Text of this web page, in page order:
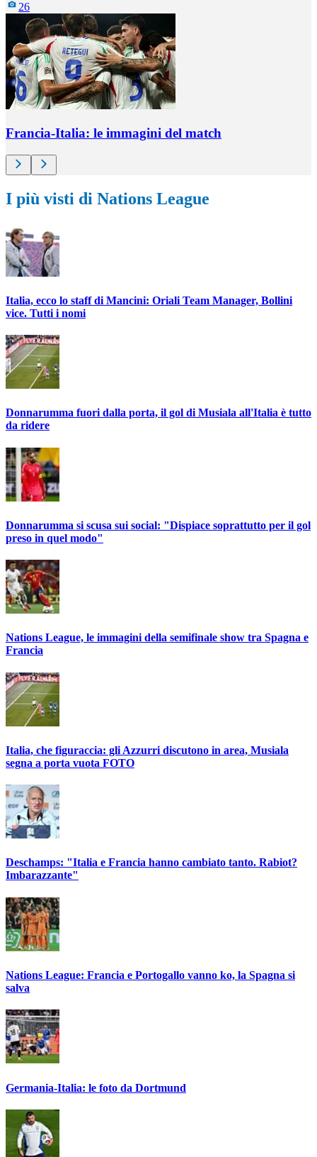
26
Francia-Italia: le immagini del match
I più visti di Nations League
Italia, ecco lo staff di Mancini: Oriali Team Manager, Bollini
vice. Tutti i nomi
Donnarumma fuori dalla porta, il gol di Musiala all'Italia è tutto
da ridere
Donnarumma si scusa sui social: "Dispiace soprattutto per il gol
preso in quel modo"
Nations League, le immagini della semifinale show tra Spagna e
Francia
Italia, che figuraccia: gli Azzurri discutono in area, Musiala
segna a porta vuota FOTO
Deschamps: "Italia e Francia hanno cambiato tanto. Rabiot?
Imbarazzante"
Nations League: Francia e Portogallo vanno ko, la Spagna si
salva
Germania-Italia: le foto da Dortmund